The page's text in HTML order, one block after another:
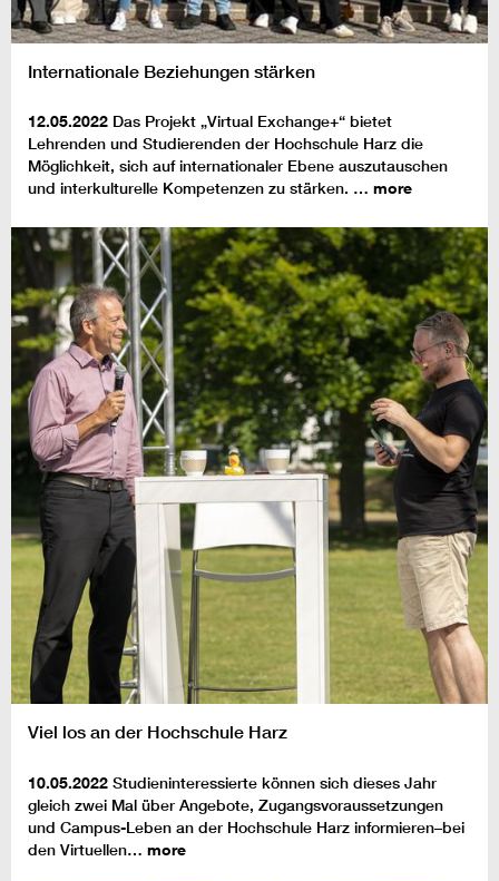
Internationale Beziehungen stärken
12.05.2022 Das Projekt „Virtual Exchange+“ bietet
Lehrenden und Studierenden der Hochschule Harz die
Möglichkeit, sich auf internationaler Ebene auszutauschen
und interkulturelle Kompetenzen zu stärken. … more
Viel los an der Hochschule Harz
10.05.2022 Studieninteressierte können sich dieses Jahr
gleich zwei Mal über Angebote, Zugangsvoraussetzungen
und Campus-Leben an der Hochschule Harz informieren–bei
den Virtuellen… more